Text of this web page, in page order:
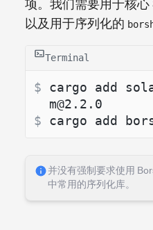
项。我们需要用于核心
以及用于序列化的
Terminal
$ cargo add
m@2.2.0
$ cargo add
并没有强制要求使用
中常用的序列化库。